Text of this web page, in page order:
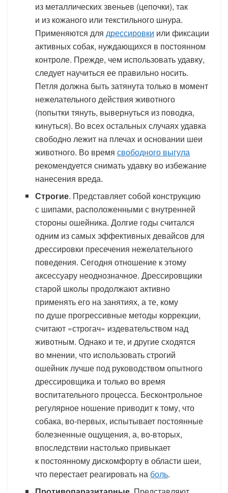
из металлических звеньев (цепочки), так
и из кожаного или текстильного шнура.
Применяются длядрессировки или фиксации
активных собак, нуждающихся в постоянном
контроле. Прежде, чем использовать удавку,
следует научиться ее правильно носить.
Петля должна быть затянута только в момент
нежелательного действия животного
(попытки тянуть, вывернуться из поводка,
кинуться). Во всех остальных случаях удавка
свободно лежит на плечах и основании шеи
животного. Во времясвободного выгула
рекомендуется снимать удавку во избежание
нанесения вреда.
Строгие. Представляет собой конструкцию
с шипами, расположенными с внутренней
стороны ошейника. Долгие годы считался
одним из самых эффективных девайсов для
дрессировки пресечения нежелательного
поведения. Сегодня отношение к этому
аксессуару неоднозначное. Дрессировщики
старой школы продолжают активно
применять его на занятиях, а те, кому
по душе прогрессивные методы коррекции,
считают «строгач» издевательством над
животным. Однако и те, и другие сходятся
во мнении, что использовать строгий
ошейник лучше под руководством опытного
дрессировщика и только во время
воспитательного процесса. Бесконтрольное
регулярное ношение приводит к тому, что
собака, во-первых, испытывает постоянные
болезненные ощущения, а, во-вторых,
впоследствии настолько привыкает
к постоянному дискомфорту в области шеи,
что перестает реагировать на боль.